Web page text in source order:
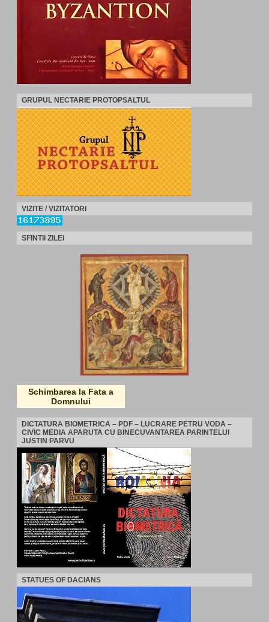
GRUPUL NECTARIE PROTOPSALTUL
VIZITE / VIZITATORI
SFINTII ZILEI
Schimbarea la Fata a
Domnului
DICTATURA BIOMETRICA – PDF – LUCRARE PETRU VODA –
CIVIC MEDIA APARUTA CU BINECUVANTAREA PARINTELUI
JUSTIN PARVU
STATUES OF DACIANS